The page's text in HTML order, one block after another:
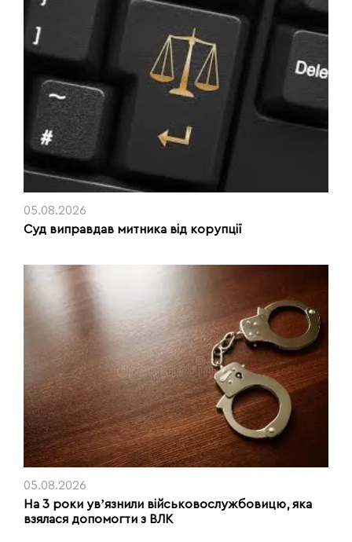
05.08.2026
Суд виправдав митника від корупції
05.08.2026
На 3 роки увʼязнили військовослужбовицю, яка
взялася допомогти з ВЛК